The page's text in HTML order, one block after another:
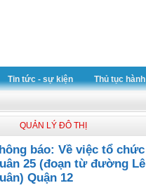
Tin tức - sự kiện Thủ tục
QUẢN LÝ ĐÔ THỊ
báo: Về việc tổ
25 (đoạn từ đường
Quận 12